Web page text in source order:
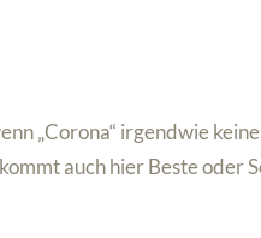
„Corona“ irgendwie
auch hier Beste oder